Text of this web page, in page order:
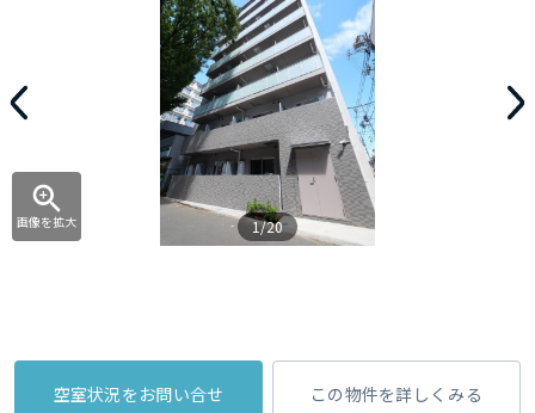
画像を拡大 1/20
空室状況をお問い合せ この物件を詳しくみる